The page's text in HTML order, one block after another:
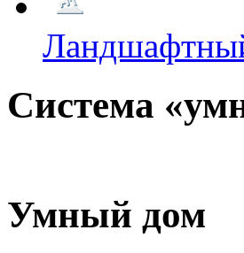
Система
Умный дом